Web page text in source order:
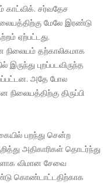
காட்விக். சர்வதேச
மேலே இரண்டு
ஏற்பட்டது.
நிலையம் தற்காலிகமாக
புறப்படவிருந்த
அதே போல
திருப்பி
பறந்து சென்ற
அதிகாரிகள் தொடர்ந்து
விமான சேவை
கொண்டாட்டதிற்காக